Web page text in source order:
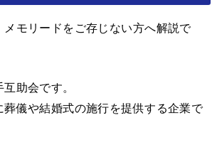
メモリードをご存じない方へ解説で
助会です。
葬儀や結婚式の施行を提供する企業で